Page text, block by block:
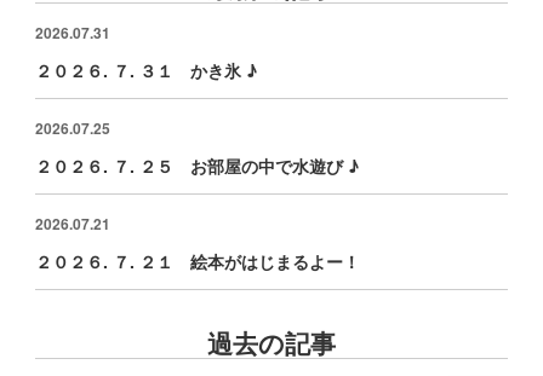
2026.07.31
２０２６. ７. ３１ かき氷 ♪
2026.07.25
２０２６. ７. ２５ お部屋の中で水遊び ♪
2026.07.21
２０２６. ７. ２１ 絵本がはじまるよー！
過去の記事